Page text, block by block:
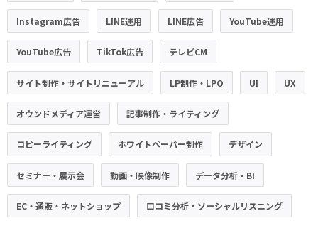
Instagram広告 LINE運用 LINE広告 YouTube運用
YouTube広告 TikTok広告 テレビCM
サイト制作・サイトリニューアル LP制作・LPO UI UX
オウンドメディア運営 記事制作・ライティング
コピーライティング ホワイトペーパー制作 デザイン
セミナー・展示会 動画・映像制作 データ分析・BI
EC・通販・ネットショップ 口コミ分析・ソーシャルリスニング